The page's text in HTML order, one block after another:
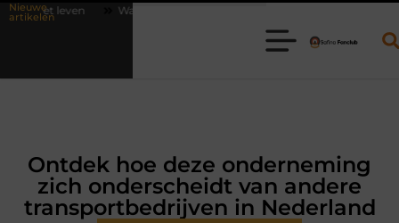
Nieuwe
artikelenonline vlees bestellen steeds gewoner wordt
Ontdek hoe deze onderneming
zich onderscheidt van andere
transportbedrijven in Nederland